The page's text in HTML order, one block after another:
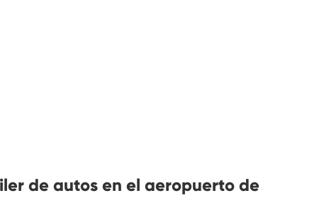
de autos en el aeropuerto de